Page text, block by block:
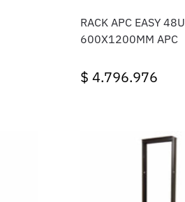
RACK APC EASY 48U
600X1200MM APC
$ 4.796.976